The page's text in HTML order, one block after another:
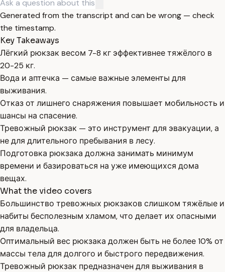
Generated from the transcript and can be wrong — check
the timestamp.
Key Takeaways
Лёгкий рюкзак весом 7-8 кг эффективнее тяжёлого в
20-25 кг.
Вода и аптечка — самые важные элементы для
выживания.
Отказ от лишнего снаряжения повышает мобильность и
шансы на спасение.
Тревожный рюкзак — это инструмент для эвакуации, а
не для длительного пребывания в лесу.
Подготовка рюкзака должна занимать минимум
времени и базироваться на уже имеющихся дома
вещах.
What the video covers
Большинство тревожных рюкзаков слишком тяжёлые и
набиты бесполезным хламом, что делает их опасными
для владельца.
Оптимальный вес рюкзака должен быть не более 10% от
массы тела для долгого и быстрого передвижения.
Тревожный рюкзак предназначен для выживания в